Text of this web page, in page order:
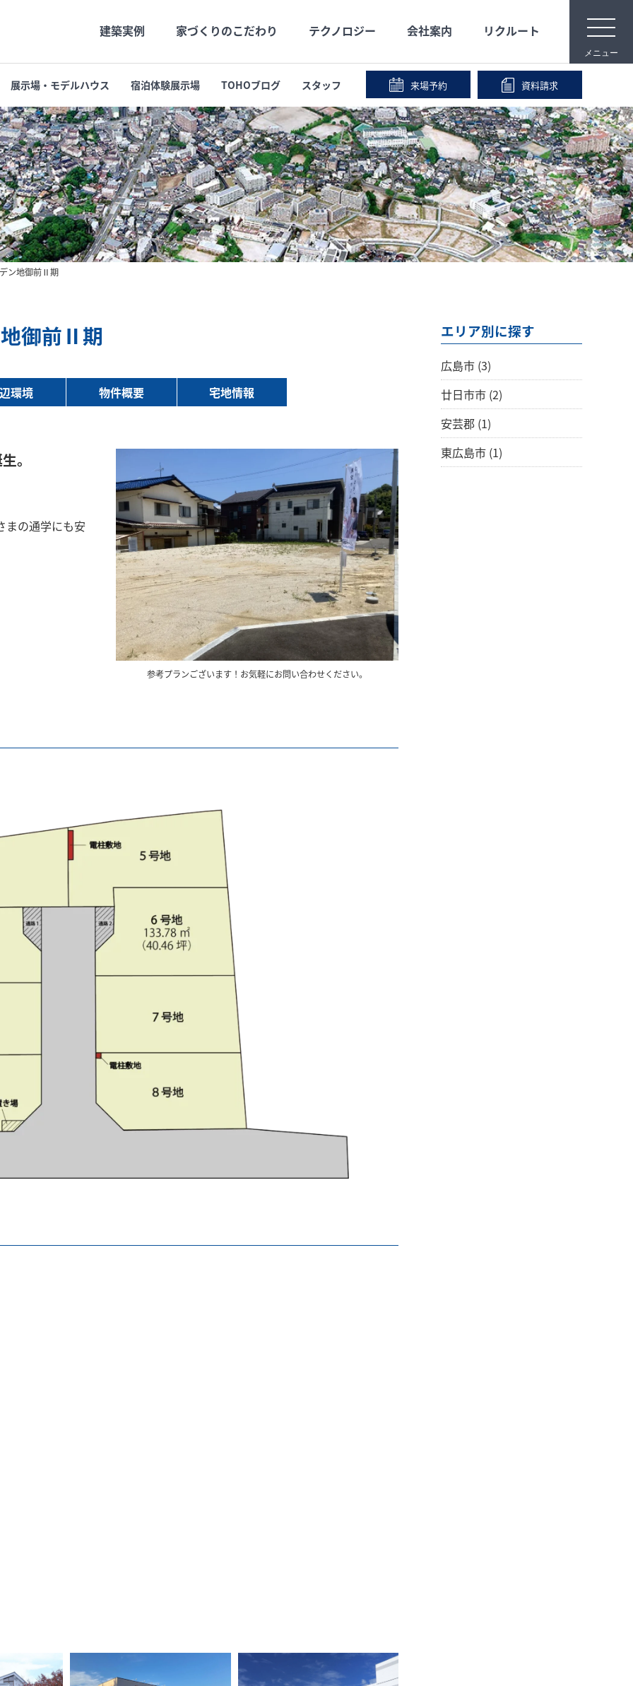
t
o
g
l
v
i
g
a
t
i
o
n
メニュー
建築実例 家づくりのこだわり
安心な保証 宿泊体験
テクノロジー 会社案内
メディア映像
事業内容
会社概要
支店・営業所 IR情報 会社沿革
リクルート
展示場・モデルハウス 宿泊体験展示場 TOHOブログ スタッフ 来場予約 資料請求
ン地御前Ⅱ期
御前Ⅱ期
環境 物件概要 宅地情報
。
まの通学にも安
参考プランございます！お気軽にお問い合わせください。
エリア別に探す
広島市 (3)
廿日市市 (2)
安芸郡 (1)
東広島市 (1)